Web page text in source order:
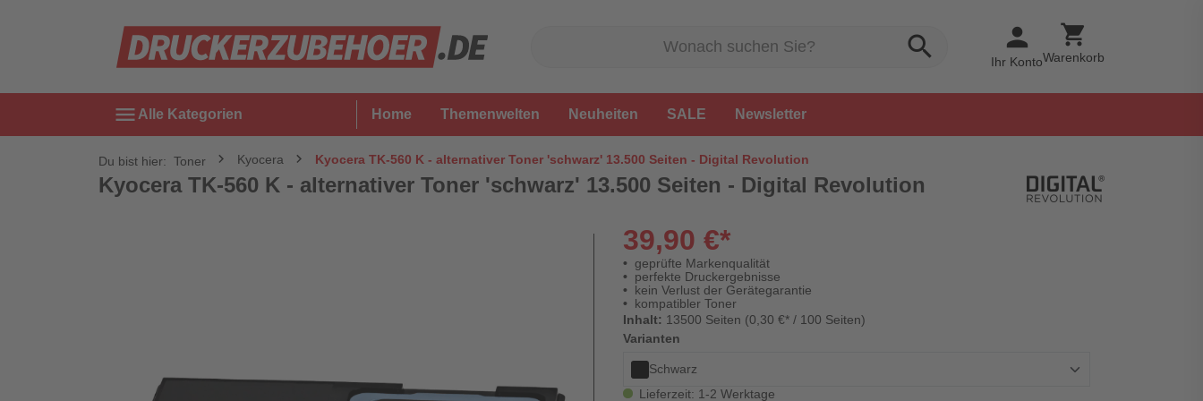
search person
Ihr Konto
shopping_cart
Warenkorb
menu Alle Kategorien Home Themenwelten Neuheiten SALE Newsletter
Du bist hier: Toner Kyocera Kyocera TK-560 K - alternativer Toner 'schwarz' 13.500 Seiten - Digital Revolution
Kyocera TK-560 K - alternativer Toner 'schwarz' 13.500 Seiten - Digital Revolution
39,90 €*
geprüfte Markenqualität
perfekte Druckergebnisse
kein Verlust der Gerätegarantie
kompatibler Toner
Inhalt: 13500 Seiten (0,30 €* / 100 Seiten)
Varianten
Schwarz
Lieferzeit: 1-2 Werktage